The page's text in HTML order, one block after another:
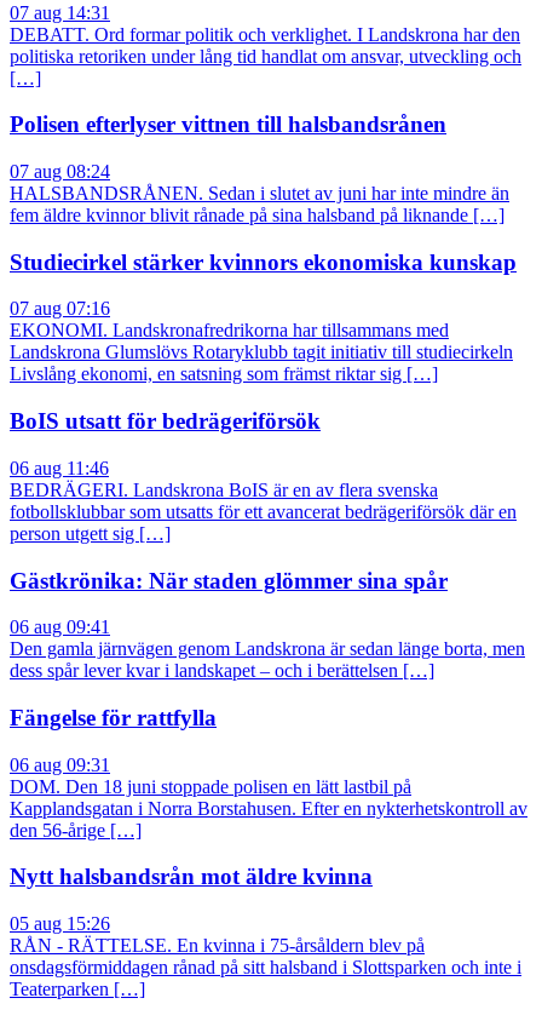
07 aug 14:31
DEBATT. Ord formar politik och verklighet. I Landskrona har den
politiska retoriken under lång tid handlat om ansvar, utveckling och
[…]
Polisen efterlyser vittnen till halsbandsrånen
07 aug 08:24
HALSBANDSRÅNEN. Sedan i slutet av juni har inte mindre än
fem äldre kvinnor blivit rånade på sina halsband på liknande […]
Studiecirkel stärker kvinnors ekonomiska kunskap
07 aug 07:16
EKONOMI. Landskronafredrikorna har tillsammans med
Landskrona Glumslövs Rotaryklubb tagit initiativ till studiecirkeln
Livslång ekonomi, en satsning som främst riktar sig […]
BoIS utsatt för bedrägeriförsök
06 aug 11:46
BEDRÄGERI. Landskrona BoIS är en av flera svenska
fotbollsklubbar som utsatts för ett avancerat bedrägeriförsök där en
person utgett sig […]
Gästkrönika: När staden glömmer sina spår
06 aug 09:41
Den gamla järnvägen genom Landskrona är sedan länge borta, men
dess spår lever kvar i landskapet – och i berättelsen […]
Fängelse för rattfylla
06 aug 09:31
DOM. Den 18 juni stoppade polisen en lätt lastbil på
Kapplandsgatan i Norra Borstahusen. Efter en nykterhetskontroll av
den 56-årige […]
Nytt halsbandsrån mot äldre kvinna
05 aug 15:26
RÅN - RÄTTELSE. En kvinna i 75-årsåldern blev på
onsdagsförmiddagen rånad på sitt halsband i Slottsparken och inte i
Teaterparken […]